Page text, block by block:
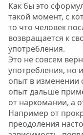
Как бы это
такой момент, с
то что человек
возвращается к
употребления.
Это не совсем
употребления, но
опыт в изменении
опыт дальше
от наркомании, а
Например от
преодоления